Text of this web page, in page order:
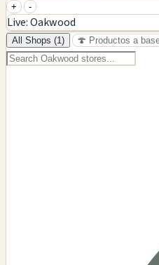
+
−
+ -
Live: Oakwood
All Shops (1) 🍄 Productos a